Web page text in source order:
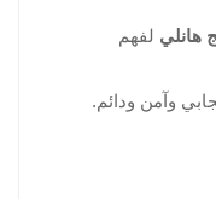
هانلي لفهم
وآمن ودائم.